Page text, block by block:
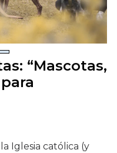
“Mascotas,
Iglesia católica (y